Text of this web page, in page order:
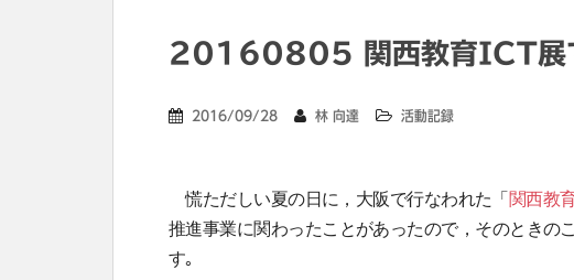
20160805 関西教育ICT展
2016/09/28 林 向達 活動記録
慌ただしい夏の日に，大阪で行なわれた「関西教
推進事業に関わったことがあったので，そのときの
す｡